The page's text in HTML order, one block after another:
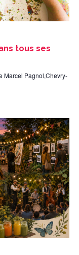
tous ses
Marcel Pagnol,Chevry-